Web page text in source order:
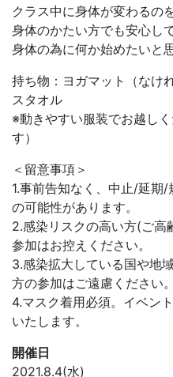
クラス中に身体が変わるの
身体のかたい方でも安心し
身体の為に何か始めたいと
持ち物：ヨガマット（なけ
スタオル
※動きやすい服装でお越し
す）
＜留意事項＞
1.事前告知なく、中止/延期
の可能性があります。
2.感染リスクの高い方(ご
参加はお控えください。
3.感染拡大している国や地
方の参加はご遠慮ください。
4.マスク着用必須。イベン
いたします。
開催日
2021.8.4(水)